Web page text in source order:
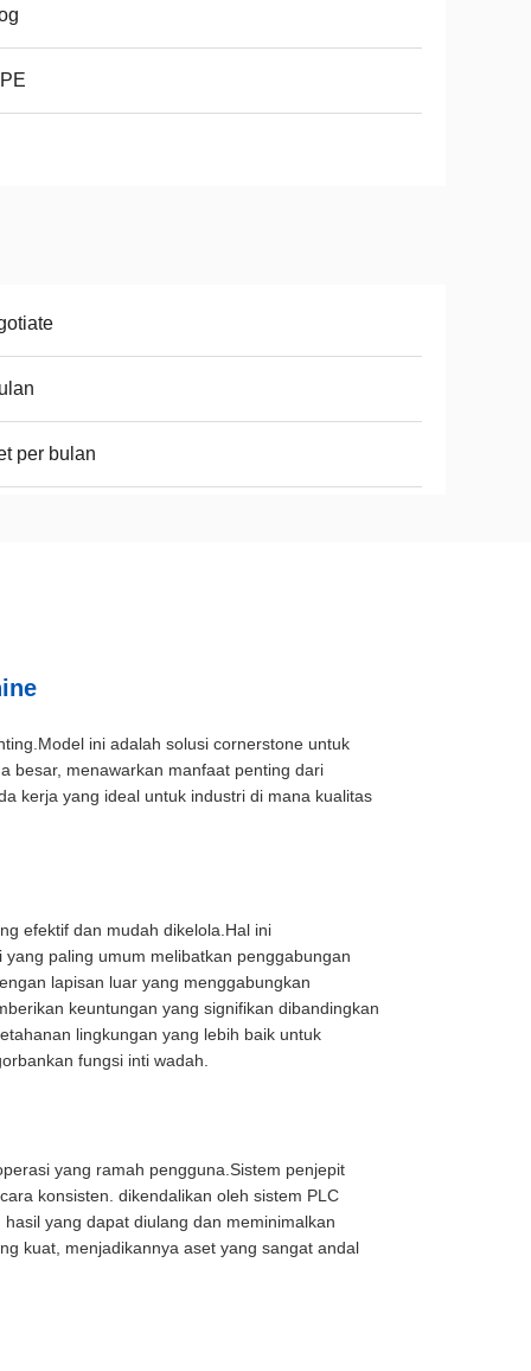
per bulan
ini adalah solusi cornerstone untuk
besar, menawarkan manfaat penting dari
kerja yang ideal untuk industri di mana kualitas
efektif dan mudah dikelola.Hal ini
paling umum melibatkan penggabungan
lapisan luar yang menggabungkan
keuntungan yang signifikan dibandingkan
lingkungan yang lebih baik untuk
fungsi inti wadah.
yang ramah pengguna.Sistem penjepit
konsisten. dikendalikan oleh sistem PLC
yang dapat diulang dan meminimalkan
kuat, menjadikannya aset yang sangat andal